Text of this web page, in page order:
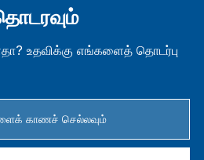
உதவிக்கு எங்களைத் தொடர்பு
காணச் செல்லவும்